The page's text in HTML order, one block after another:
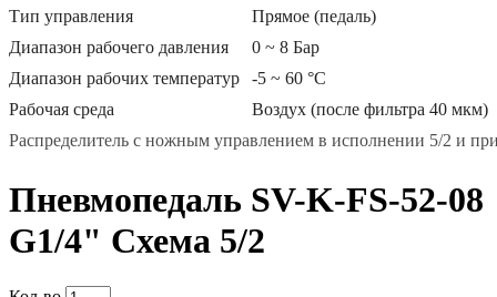
Тип управления
Прямое (педаль)
Диапазон рабочего давления
0 ~ 8 Бар
Диапазон рабочих температур
-5 ~ 60 °С
Рабочая среда
Воздух (после фильтра 40 мкм)
Распределитель с ножным управлением в исполнении 5/2 и
Пневмопедаль SV-K-FS-52-08
G1/4" Схема 5/2